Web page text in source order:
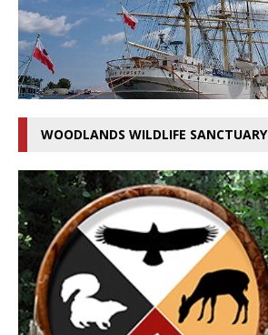
WOODLANDS WILDLIFE SANCTUARY